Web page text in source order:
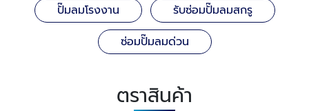
ปั๊มลมโรงงาน
รับซ่อมปั๊มลมสกรู
ซ่อมปั๊มลมด่วน
ตราสินค้า